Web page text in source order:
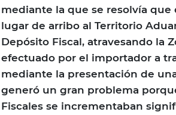
mediante la que se resolvía
lugar de arribo al Territorio
Depósito Fiscal, atravesando la
efectuado por el importador a
mediante la presentación de
generó un gran problema
Fiscales se incrementaban